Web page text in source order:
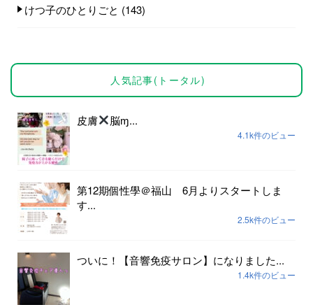
けつ子のひとりごと (143)
人気記事(トータル)
皮膚 脳ɱ...
4.1k件のビュー
第12期個性學＠福山 6月よりスタートしま
す...
2.5k件のビュー
ついに！【音響免疫サロン】になりました...
1.4k件のビュー